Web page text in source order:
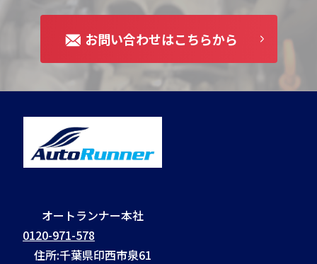
お問い合わせはこちらから
オートランナー本社
0120-971-578
住所:千葉県印西市泉61